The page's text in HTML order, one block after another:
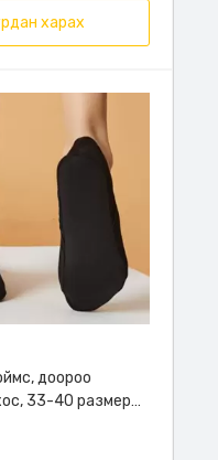
харах
доороо
33-40 размерт